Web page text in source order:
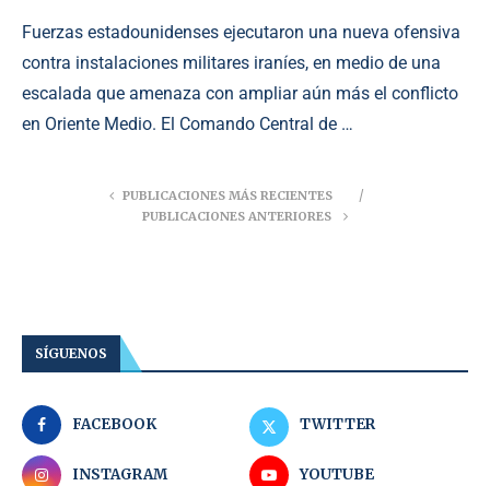
Fuerzas estadounidenses ejecutaron una nueva ofensiva
contra instalaciones militares iraníes, en medio de una
escalada que amenaza con ampliar aún más el conflicto
en Oriente Medio. El Comando Central de …
PUBLICACIONES MÁS RECIENTES
PUBLICACIONES ANTERIORES
SÍGUENOS
FACEBOOK TWITTER
INSTAGRAM YOUTUBE